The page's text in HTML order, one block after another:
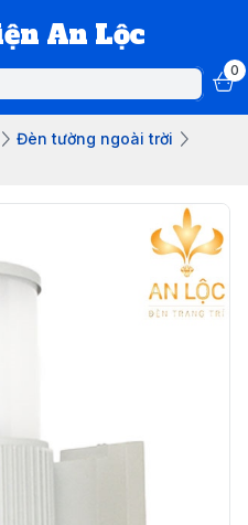
An Lộc
0
Đèn tường ngoài trời